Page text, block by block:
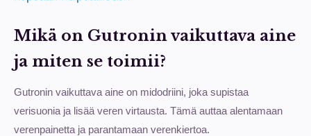
Mikä on Gutronin vaikuttava aine
ja miten se toimii?
Gutronin vaikuttava aine on midodriini, joka supistaa
verisuonia ja lisää veren virtausta. Tämä auttaa alentamaan
verenpainetta ja parantamaan verenkiertoa.